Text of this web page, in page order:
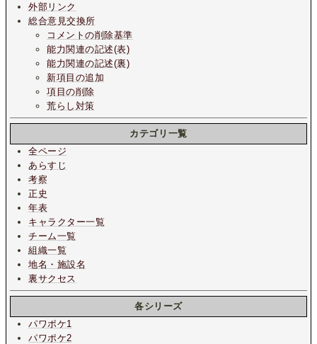
外部リンク
総合意見交換所
コメントの削除基準
能力関連の記述(表)
能力関連の記述(裏)
新項目の追加
項目の削除
荒らし対策
カテゴリ一覧
全ページ
あらすじ
考察
正史
年表
キャラクター一覧
チーム一覧
組織一覧
地名・施設名
裏サクセス
各シリーズ
パワポケ1
パワポケ2